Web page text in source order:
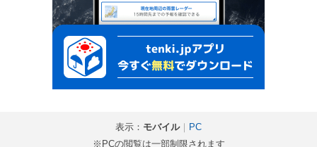
表示： モバイル｜ PC
※PCの閲覧は一部制限されます